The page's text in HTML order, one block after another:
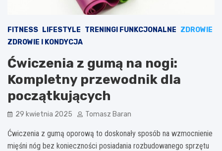
FITNESS LIFESTYLE TRENINGI FUNKCJONALNE ZDROWIE
ZDROWIE I KONDYCJA
Ćwiczenia z gumą na nogi:
Kompletny przewodnik dla
początkujących
29 kwietnia 2025 Tomasz Baran
Ćwiczenia z gumą oporową to doskonały sposób na wzmocnienie
mięśni nóg bez konieczności posiadania rozbudowanego sprzętu